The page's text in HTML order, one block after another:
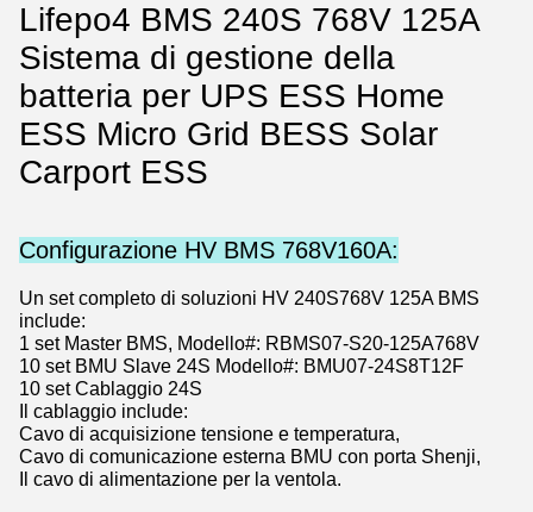
Lifepo4 BMS 240S 768V 125A
Sistema di gestione della
batteria per UPS ESS Home
ESS Micro Grid BESS Solar
Carport ESS
Configurazione HV BMS 768V160A:
Un set completo di soluzioni HV 240S768V 125A BMS
include:
1 set Master BMS, Modello#: RBMS07-S20-125A768V
10 set BMU Slave 24S Modello#: BMU07-24S8T12F
10 set Cablaggio 24S
Il cablaggio include:
Cavo di acquisizione tensione e temperatura,
Cavo di comunicazione esterna BMU con porta Shenji,
Il cavo di alimentazione per la ventola.